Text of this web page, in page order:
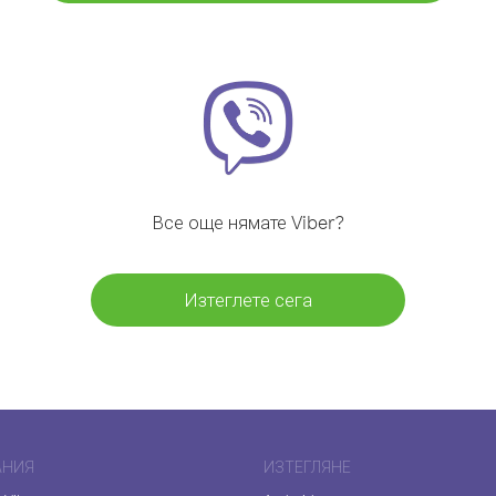
Все още нямате Viber?
Изтеглете сега
ИЗТЕГЛЯНЕ